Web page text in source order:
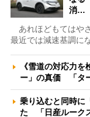
消…
あれほどもてはや
最近では減速基調に
《雪道の対応力
ー」の真価 「タ
乗り込むと同時に
た 「日産ルーク